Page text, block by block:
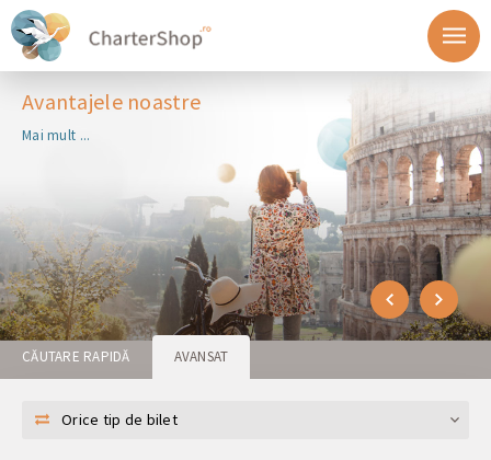
Avantajele noastre
Mai mult ...
CĂUTARE RAPIDĂ AVANSAT
Orice tip de bilet